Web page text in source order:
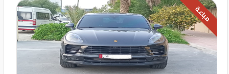
كشافات ضباب
كاميرا خلفية
GPS
مثبت سرعة
مباعة